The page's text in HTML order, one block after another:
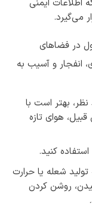
در فضاهای
انفجار و آسیب به
بهتر است با
هوای تازه‌
استفاده کنید.
شعله یا حرارت
روشن کردن